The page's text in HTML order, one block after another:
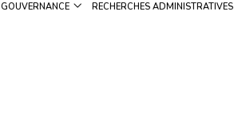
GOUVERNANCE RECHERCHES ADMINISTRATIVES